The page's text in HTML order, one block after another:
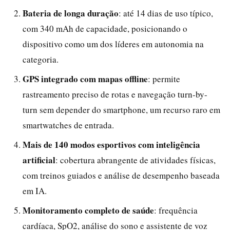
Bateria de longa duração: até 14 dias de uso típico,
com 340 mAh de capacidade, posicionando o
dispositivo como um dos líderes em autonomia na
categoria.
GPS integrado com mapas offline: permite
rastreamento preciso de rotas e navegação turn-by-
turn sem depender do smartphone, um recurso raro em
smartwatches de entrada.
Mais de 140 modos esportivos com inteligência
artificial: cobertura abrangente de atividades físicas,
com treinos guiados e análise de desempenho baseada
em IA.
Monitoramento completo de saúde: frequência
cardíaca, SpO2, análise do sono e assistente de voz